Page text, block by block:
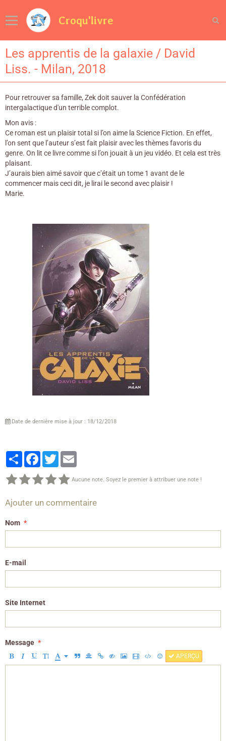
Croqu'livre
Les apprentis de la galaxie / David
Liss. - Milan, 2018
Pour retrouver sa famille, Zek doit sauver la Confédération
intergalactique d'un terrible complot.
Mon avis :
Ce roman est un plaisir total si l’on aime la Science Fiction. En effet,
l’on sent que l’auteur s’est fait plaisir avec les thèmes favoris du
genre. On lit ce livre comme si l’on jouait à un jeu vidéo. Et cela est très
plaisant.
J’aurais bien aimé savoir que c’était un tome 1 avant de le
commencer mais ceci dit, je lirai le second avec plaisir !
Marie.
Date de dernière mise à jour : 18/12/2018
PartagerFacebook
Twitter
Aucune note. Soyez le premier à attribuer une note !
Ajouter un commentaire
Nom
E-mail
Site Internet
Message
APERÇU